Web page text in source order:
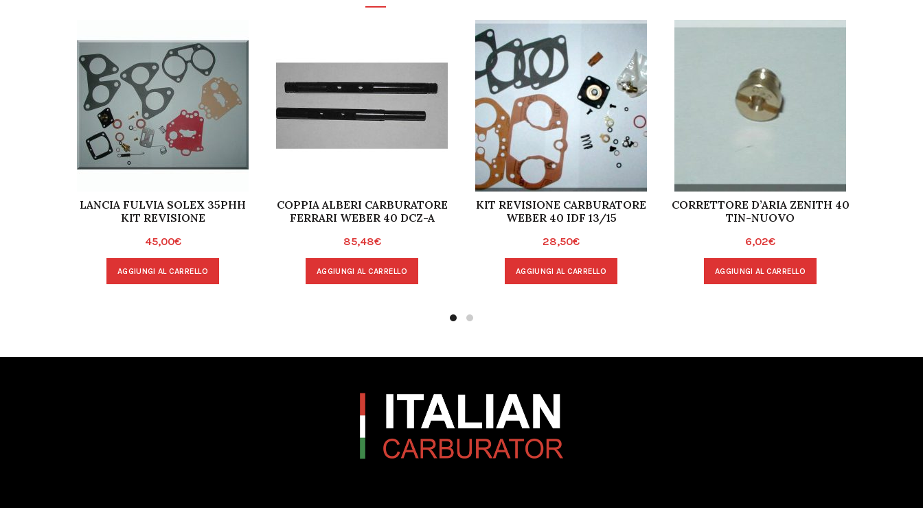
LANCIA FULVIA SOLEX 35PHH
KIT REVISIONE
45,00€
AGGIUNGI AL CARRELLO
COPPIA ALBERI CARBURATORE
FERRARI WEBER 40 DCZ-A
85,48€
AGGIUNGI AL CARRELLO
KIT REVISIONE CARBURATORE
WEBER 40 IDF 13/15
28,50€
AGGIUNGI AL CARRELLO
CORRETTORE D’ARIA ZENITH 40
TIN-NUOVO
6,02€
AGGIUNGI AL CARRELLO